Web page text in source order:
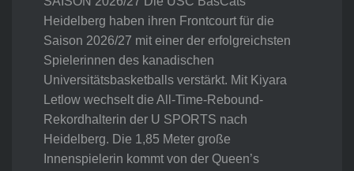
Heidelberg haben ihren Frontcourt für die
Saison 2026/27 mit einer der erfolgreichsten
Spielerinnen des kanadischen
Universitätsbasketballs verstärkt. Mit Kiyara
Letlow wechselt die All-Time-Rebound-
Rekordhalterin der U SPORTS nach
Heidelberg. Die 1,85 Meter große
Innenspielerin kommt von der Queen’s